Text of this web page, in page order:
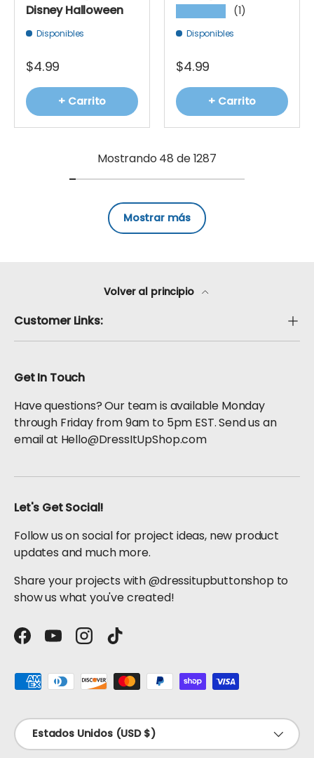
Disney Halloween
Disponibles
$4.99
+ Carrito
(1)
Disponibles
$4.99
+ Carrito
Mostrando 48 de 1287
Mostrar más
Volver al principio
Customer Links:
Get In Touch
Have questions? Our team is available Monday
through Friday from 9am to 5pm EST. Send us an
email at Hello@DressItUpShop.com
Let's Get Social!
Follow us on social for project ideas, new product
updates and much more.
Share your projects with @dressitupbuttonshop to
show us what you've created!
Facebook
YouTubeInstagram
TikTok
Formas de pago aceptadas
País/Región
Estados Unidos (USD $)